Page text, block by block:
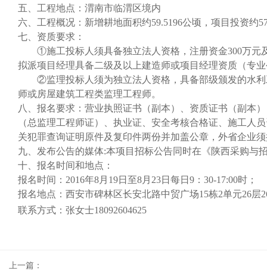
五 、工程地点：渭南市临渭区境内
六 、工程概况 ：新增耕地面积约59.5196公顷，项目投资
七 、资质要求：
①施工投标人 须具备独立法人资格 ， 注册资金300万元
拟派项目经理具备二级及以上建造师或项目经理资质（专
②监理投标人 须为独立法人资格， 具备部级颁发的水
师或房屋建筑工程类监理工程师。
八
、报名要求：营业执照证书（副本）、资质证书（副本
（总监理工程师证）、 执业证、安全考核合格证、施工人
关犯罪查询证明原件及复印件两份并加盖公章，外省企业
九 、发布公告的媒体:本项目招标公告同时在《陕西采购
十 、报名时间和地点：
报名时间：2016年8月19日至8月23日每日9：30-17:00时；
报名地点：西安市碑林区长安北路中贸广场15栋2单元26层
联系方式 ：张女士18092604625
上一篇：